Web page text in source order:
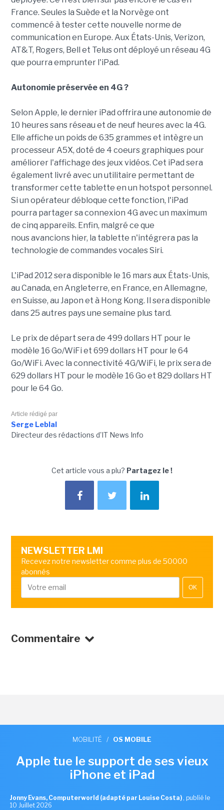
France. Seules la Suède et la Norvège ont
commencé à tester cette nouvelle norme de
communication en Europe. Aux États-Unis, Verizon,
AT&T, Rogers, Bell et Telus ont déployé un réseau 4G
que pourra emprunter l'iPad.
Autonomie préservée en 4G ?
Selon Apple, le dernier iPad offrira une autonomie de
10 heures sans réseau et de neuf heures avec la 4G.
Elle affiche un poids de 635 grammes et intègre un
processeur A5X, doté de 4 coeurs graphiques pour
améliorer l'affichage des jeux vidéos. Cet iPad sera
également livré avec un utilitaire permettant de
transformer cette tablette en un hotspot personnel.
Si un opérateur débloque cette fonction, l'iPad
pourra partager sa connexion 4G avec un maximum
de cinq appareils. Enfin, malgré ce que
nous avancions hier, la tablette n'intégrera pas la
technologie de commandes vocales Siri.
L'iPad 2012 sera disponible le 16 mars aux États-Unis,
au Canada, en Angleterre, en France, en Allemagne,
en Suisse, au Japon et à Hong Kong. Il sera disponible
dans 25 autres pays une semaine plus tard.
Le prix de départ sera de 499 dollars HT pour le
modèle 16 Go/WiFi et 699 dollars HT pour le 64
Go/WiFi. Avec la connectivité 4G/WiFi, le prix sera de
629 dollars HT pour le modèle 16 Go et 829 dollars HT
pour le 64 Go.
Article rédigé par
Serge Leblal
Directeur des rédactions d'IT News Info
Cet article vous a plu? Partagez le !
NEWSLETTER LMI
Recevez notre newsletter comme plus de 50000
abonnés
OK
Commentaire
MOBILITÉ / OS MOBILE
Apple tue le support de ses vieux
iPhone et iPad
Jonny Evans, Computerworld (adapté par Louise Costa) , publié le
10 Juillet 2026